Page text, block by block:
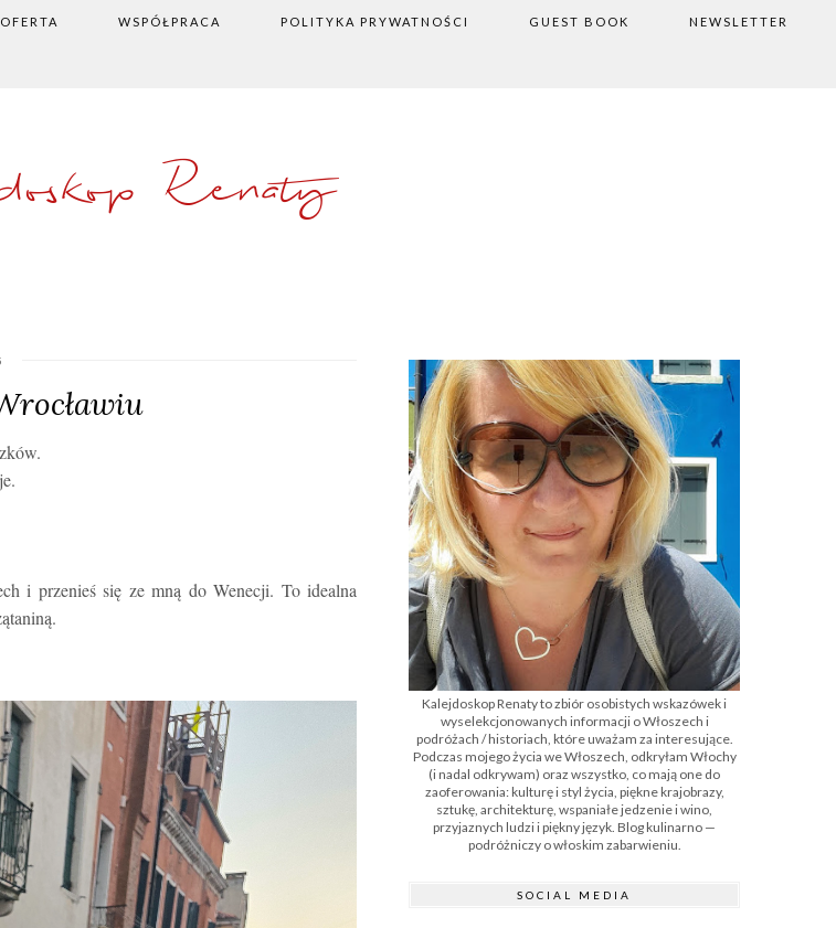
WSPÓŁPRACA POLITYKA PRYWATNOŚCI GUEST BOOK NEWSLETTER
Renaty
i przenieś się ze mną do Wenecji. To idealna
Kalejdoskop Renaty to zbiór osobistych wskazówek i
wyselekcjonowanych informacji o Włoszech i
podróżach / historiach, które uważam za interesujące.
Podczas mojego życia we Włoszech, odkryłam Włochy
(i nadal odkrywam) oraz wszystko, co mają one do
zaoferowania: kulturę i styl życia, piękne krajobrazy,
sztukę, architekturę, wspaniałe jedzenie i wino,
przyjaznych ludzi i piękny język. Blog kulinarno —
podróżniczy o włoskim zabarwieniu.
SOCIAL MEDIA